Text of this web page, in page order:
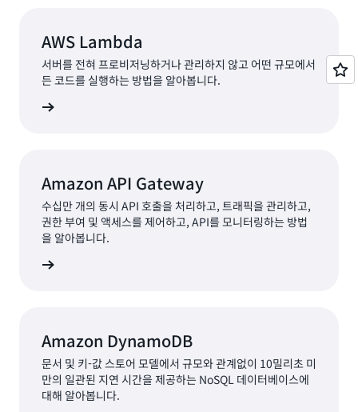
AWS Lambda
서버를 전혀 프로비저닝하거나 관리하지 않고 어떤 규모에서
든 코드를 실행하는 방법을 알아봅니다.
Amazon API Gateway
수십만 개의 동시 API 호출을 처리하고, 트래픽을 관리하고,
권한 부여 및 액세스를 제어하고, API를 모니터링하는 방법
을 알아봅니다.
Amazon DynamoDB
문서 및 키-값 스토어 모델에서 규모와 관계없이 10밀리초 미
만의 일관된 지연 시간을 제공하는 NoSQL 데이터베이스에
대해 알아봅니다.